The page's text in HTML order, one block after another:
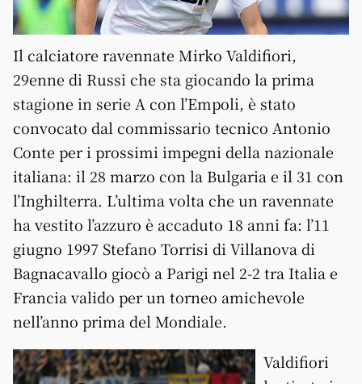
Il calciatore ravennate Mirko Valdifiori,
29enne di Russi che sta giocando la prima
stagione in serie A con l’Empoli, è stato
convocato dal commissario tecnico Antonio
Conte per i prossimi impegni della nazionale
italiana: il 28 marzo con la Bulgaria e il 31 con
l’Inghilterra. L’ultima volta che un ravennate
ha vestito l’azzuro è accaduto 18 anni fa: l’11
giugno 1997 Stefano Torrisi di Villanova di
Bagnacavallo giocò a Parigi nel 2-2 tra Italia e
Francia valido per un torneo amichevole
nell’anno prima del Mondiale.
Valdifiori